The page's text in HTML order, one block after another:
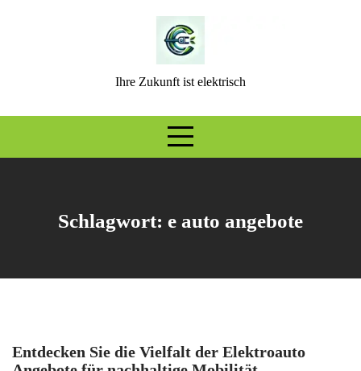
Ihre Zukunft ist elektrisch
Schlagwort: e auto angebote
Entdecken Sie die Vielfalt der Elektroauto